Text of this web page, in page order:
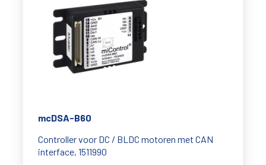
mcDSA-B60
Controller voor DC / BLDC motoren met CAN
interface, 1511990